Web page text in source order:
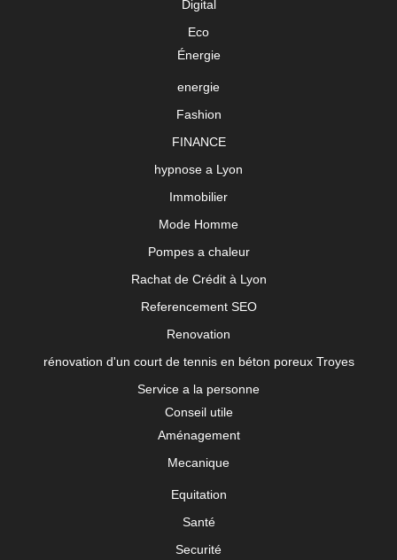
Digital
Eco
Énergie
energie
Fashion
FINANCE
hypnose a Lyon
Immobilier
Mode Homme
Pompes a chaleur
Rachat de Crédit à Lyon
Referencement SEO
Renovation
rénovation d'un court de tennis en béton poreux Troyes
Service a la personne
Conseil utile
Aménagement
Mecanique
Equitation
Santé
Securité